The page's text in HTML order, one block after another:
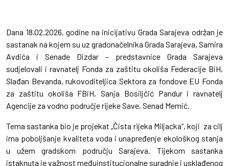
Dana 18.02.2026. godine na inicijativu Grada Sarajeva održan je
sastanak na kojem su uz gradonačelnika Grada Sarajeva, Samira
Avdića i Senade Dizdar – predstavnice Grada Sarajeva
sudjelovali i ravnatelj Fonda za zaštitu okoliša Federacije BiH,
Slađan Bevanda, rukovoditeljica Sektora za fondove EU Fonda
za zaštitu okoliša FBiH, Sanja Bosiljčić Pandur i ravnatelj
Agencije za vodno područje rijeke Save, Senad Memić.
Tema sastanka bio je projekat „Čista rijeka Miljacka“, koji za cilj
ima poboljšanje kvaliteta voda i unapređenje ekološkog stanja
u užem gradskom području Sarajeva. Tijekom sastanka
istaknuta je važnost međuinstitucionalne suradnje i usklađenog